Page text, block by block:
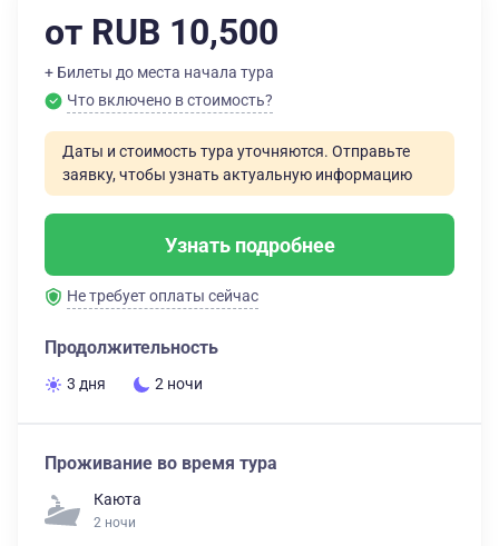
от RUB 10,500
+ Билеты до места начала тура
Что включено в стоимость?
Даты и стоимость тура уточняются. Отправьте
заявку, чтобы узнать актуальную информацию
Узнать подробнее
Не требует оплаты сейчас
Продолжительность
3 дня 2 ночи
Проживание во время тура
Каюта
2 ночи